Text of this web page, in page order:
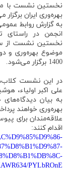
نخستین نشست با
بهره‌وری ایران
به گزارش روابط
انجمن در راستای
نخستین نشست از
1400 برگزار می‌شود.
در این نشست
علی اکبر اولیاء،
به بیان
بهره‌وری خواهند
علاقه‌مندان برای
اقدام کنند:
PYLbROnE